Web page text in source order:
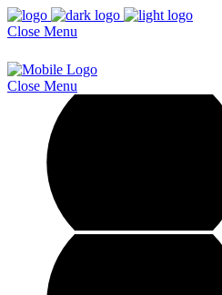
Close Menu
Close Menu